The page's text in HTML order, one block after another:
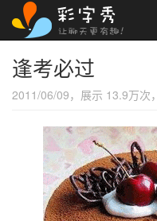
逢考必过
2011/06/09，展示 13.9万次